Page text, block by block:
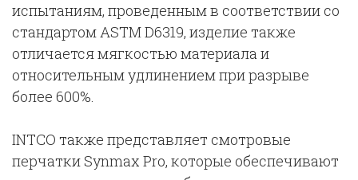
испытаниям, проведенным в соответствии со
стандартом ASTM D6319, изделие также
отличается мягкостью материала и
относительным удлинением при разрыве
более 600%.
INTCO также представляет смотровые
перчатки Synmax Pro, которые обеспечивают